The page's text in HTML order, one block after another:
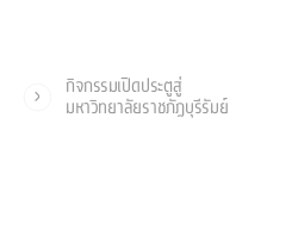
กิจกรรมเปิดประตูสู่
มหาวิทยาลัยราชภัฏบุรีรัมย์